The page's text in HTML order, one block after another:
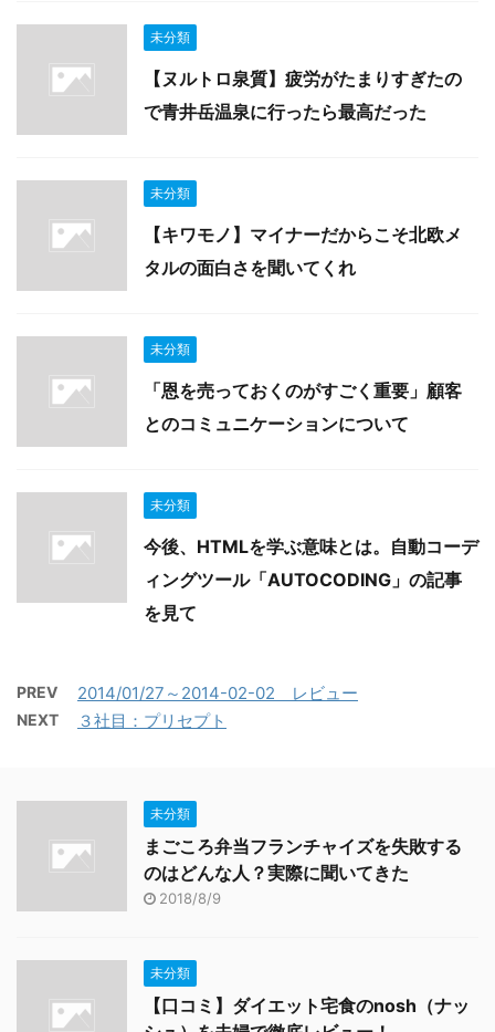
未分類
【ヌルトロ泉質】疲労がたまりすぎたの
で青井岳温泉に行ったら最高だった
未分類
【キワモノ】マイナーだからこそ北欧メ
タルの面白さを聞いてくれ
未分類
「恩を売っておくのがすごく重要」顧客
とのコミュニケーションについて
未分類
今後、HTMLを学ぶ意味とは。自動コーデ
ィングツール「AUTOCODING」の記事
を見て
PREV 2014/01/27～2014-02-02 レビュー
NEXT ３社目：プリセプト
未分類
まごころ弁当フランチャイズを失敗する
のはどんな人？実際に聞いてきた
2018/8/9
未分類
【口コミ】ダイエット宅食のnosh（ナッ